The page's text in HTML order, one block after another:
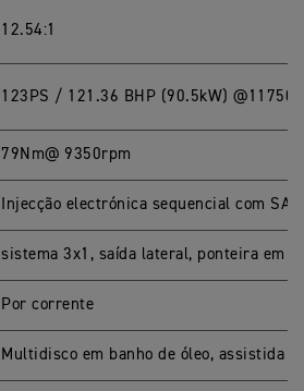
12.54:1
123PS / 121.36 BHP (90.5kW)
79Nm@ 9350rpm
Injecção electrónica sequencial com
sistema 3x1, saída lateral, ponteira em
Por corrente
Multidisco em banho de óleo, assistida